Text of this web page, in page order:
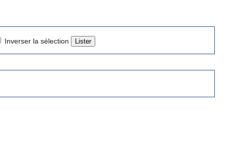
Inverser la sélection